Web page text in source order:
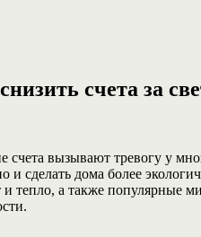
счета за
вызывают тревогу у
и сделать дома более
и тепло, а также